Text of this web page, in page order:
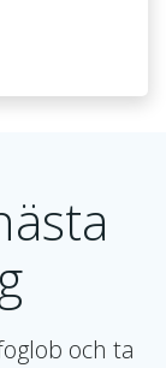
och ta